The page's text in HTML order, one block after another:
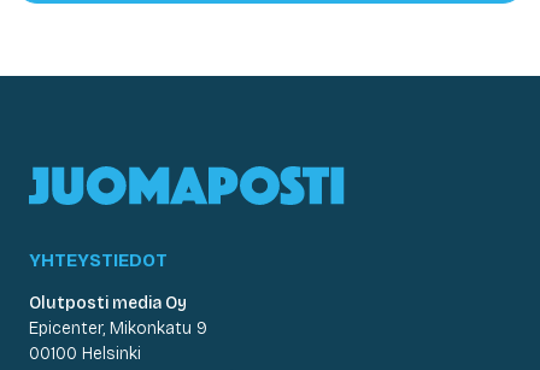
YHTEYSTIEDOT
Olutposti media Oy
Epicenter, Mikonkatu 9
00100 Helsinki